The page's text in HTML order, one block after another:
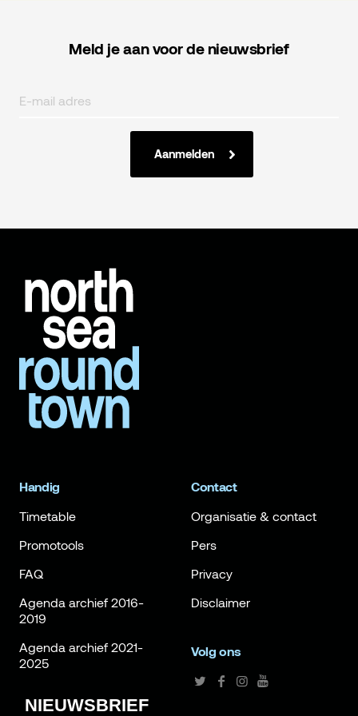
Meld je aan voor de nieuwsbrief
Aanmelden
Handig
Timetable
Promotools
FAQ
Agenda archief 2016-
2019
Agenda archief 2021-
2025
Contact
Organisatie & contact
Pers
Privacy
Disclaimer
Volg ons